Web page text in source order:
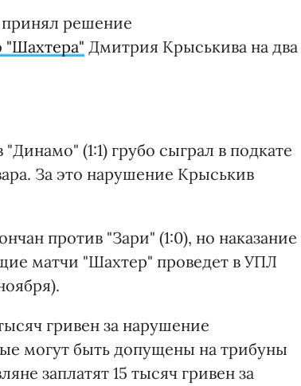
решение
"Шахтера" Дмитрия Крыськива на два
(1:1) грубо сыграл в подкате
За это нарушение Крыськив
против "Зари" (1:0), но наказание
матчи "Шахтер" проведет в УПЛ
гривен за нарушение
могут быть допущены на трибуны
заплатят 15 тысяч гривен за